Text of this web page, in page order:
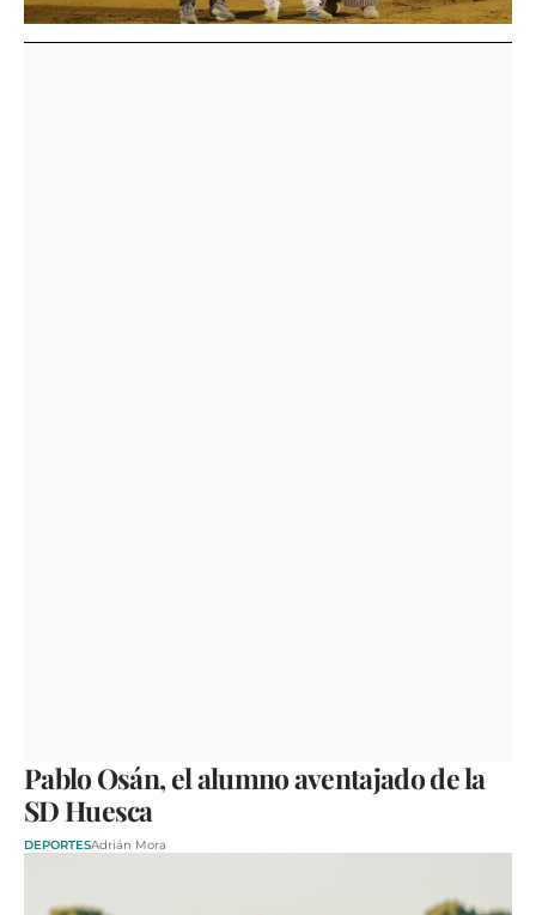
Pablo Osán, el alumno aventajado de la
SD Huesca
DEPORTESAdrián Mora